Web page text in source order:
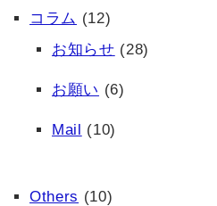
コラム (12)
お知らせ (28)
お願い (6)
Mail (10)
Others (10)